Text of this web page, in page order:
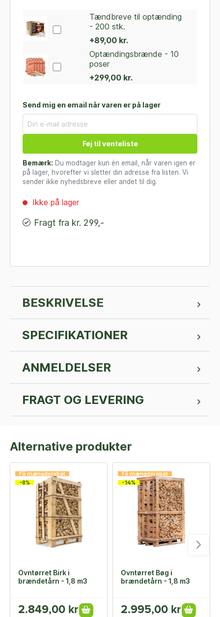
Tændbreve til optænding
- 200 stk.
+89,00 kr.
Optændingsbrænde - 10
poser
+299,00 kr.
Send mig en email når varen er på lager
Føj til venteliste
Bemærk: Du modtager kun én email, når varen igen er
på lager, hvorefter vi sletter din adresse fra listen. Vi
sender ikke nyhedsbreve eller andet til dig.
Ikke på lager
Fragt fra kr. 299,-
BESKRIVELSE
SPECIFIKATIONER
ANMELDELSER
FRAGT OG LEVERING
Alternative produkter
Få mængderabat
-8%
Ovntørret Birk i
brændetårn - 1,8 m3
2.849,00 kr
Få mængderabat
-14%
Ovntørret Bøg i
brændetårn - 1,8 m3
2.995,00 kr